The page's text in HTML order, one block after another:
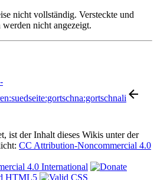
nicht vollständig. Versteckte und
nicht angezeigt.
ist der Inhalt dieses Wikis unter der
CC Attribution-Noncommercial 4.0